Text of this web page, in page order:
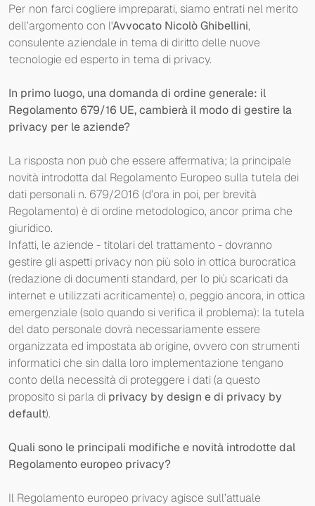
Per non farci cogliere impreparati, siamo entrati nel merito
dell’argomento con l'Avvocato Nicolò Ghibellini,
consulente aziendale in tema di diritto delle nuove
tecnologie ed esperto in tema di privacy.
In primo luogo, una domanda di ordine generale: il
Regolamento 679/16 UE, cambierà il modo di gestire la
privacy per le aziende?
La risposta non può che essere affermativa; la principale
novità introdotta dal Regolamento Europeo sulla tutela dei
dati personali n. 679/2016 (d’ora in poi, per brevità
Regolamento) è di ordine metodologico, ancor prima che
giuridico.
Infatti, le aziende - titolari del trattamento - dovranno
gestire gli aspetti privacy non più solo in ottica burocratica
(redazione di documenti standard, per lo più scaricati da
internet e utilizzati acriticamente) o, peggio ancora, in ottica
emergenziale (solo quando si verifica il problema): la tutela
del dato personale dovrà necessariamente essere
organizzata ed impostata ab origine, ovvero con strumenti
informatici che sin dalla loro implementazione tengano
conto della necessità di proteggere i dati (a questo
proposito si parla di privacy by design e di privacy by
default).
Quali sono le principali modifiche e novità introdotte dal
Regolamento europeo privacy?
Il Regolamento europeo privacy agisce sull’attuale